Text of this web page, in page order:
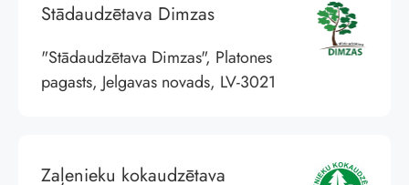
Stādaudzētava Dimzas
"Stādaudzētava Dimzas", Platones
pagasts, Jelgavas novads, LV-3021
Zaļenieku kokaudzētava